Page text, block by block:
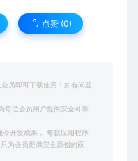
点赞 (0)
员即可下载使用！如有问题
每位会员用户提供安全可靠
开发成果， 每款应用程序
为会员提供安全原创的应